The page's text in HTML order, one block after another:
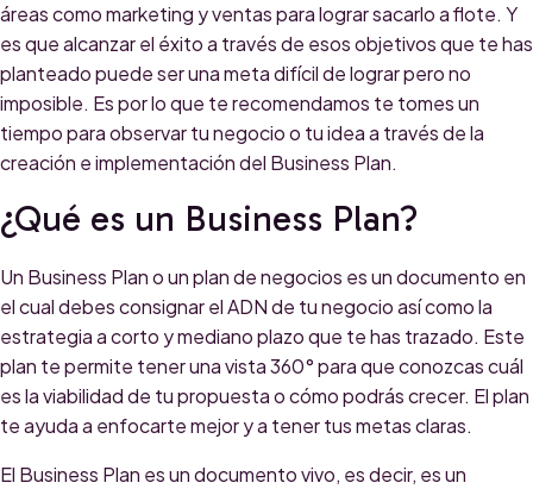
áreas como marketing y ventas para lograr sacarlo a flote. Y
es que alcanzar el éxito a través de esos objetivos que te has
planteado puede ser una meta difícil de lograr pero no
imposible. Es por lo que te recomendamos te tomes un
tiempo para observar tu negocio o tu idea a través de la
creación e implementación del Business Plan.
¿Qué es un Business Plan?
Un Business Plan o un plan de negocios es un documento en
el cual debes consignar el ADN de tu negocio así como la
estrategia a corto y mediano plazo que te has trazado. Este
plan te permite tener una vista 360° para que conozcas cuál
es la viabilidad de tu propuesta o cómo podrás crecer. El plan
te ayuda a enfocarte mejor y a tener tus metas claras.
El Business Plan es un documento vivo, es decir, es un